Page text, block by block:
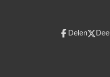
Delen Deel